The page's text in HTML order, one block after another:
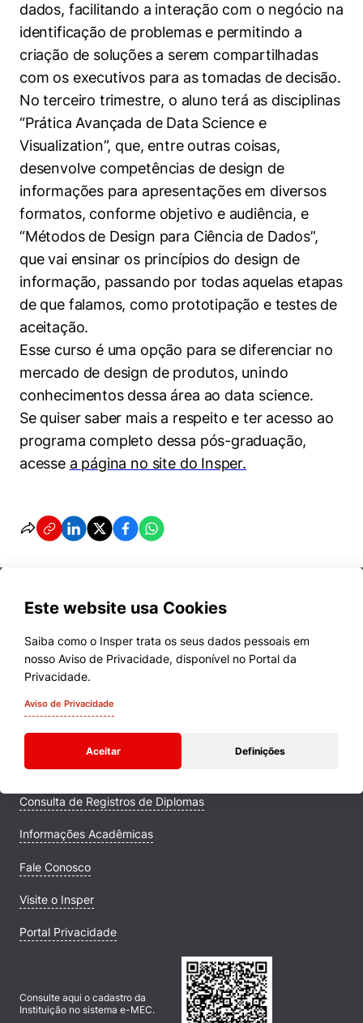
dados, facilitando a interação com o negócio na
identificação de problemas e permitindo a
criação de soluções a serem compartilhadas
com os executivos para as tomadas de decisão.
No terceiro trimestre, o aluno terá as disciplinas
“Prática Avançada de Data Science e
Visualization”, que, entre outras coisas,
desenvolve competências de design de
informações para apresentações em diversos
formatos, conforme objetivo e audiência, e
“Métodos de Design para Ciência de Dados”,
que vai ensinar os princípios do design de
informação, passando por todas aquelas etapas
de que falamos, como prototipação e testes de
aceitação.
Esse curso é uma opção para se diferenciar no
mercado de design de produtos, unindo
conhecimentos dessa área ao data science.
Se quiser saber mais a respeito e ter acesso ao
programa completo dessa pós-graduação,
acesse a página no site do Insper.
Este website usa Cookies
Saiba como o Insper trata os seus dados pessoais em
nosso Aviso de Privacidade, disponível no Portal da
Privacidade.
Aviso de Privacidade
Aceitar Definições
Cursos
Quem Somos
Comunidade Transforme
Campus
Consulta de Registros de Diplomas
Informações Acadêmicas
Fale Conosco
Visite o Insper
Portal Privacidade
Consulte aqui o cadastro da
Instituição no sistema e-MEC.